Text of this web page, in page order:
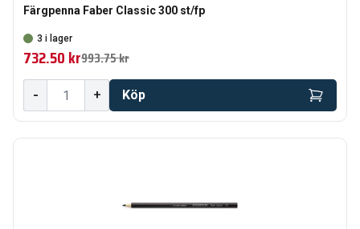
Färgpenna Faber Classic 300 st/fp
3 i lager
732.50 kr993.75 kr
- + Köp